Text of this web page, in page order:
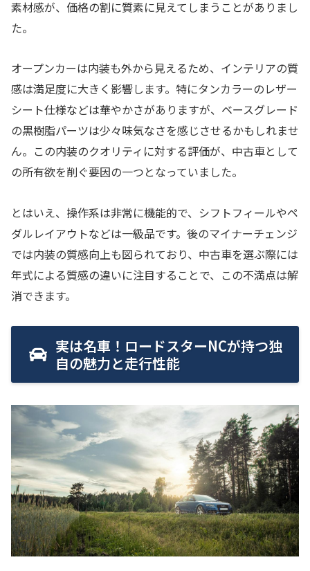
素材感が、価格の割に質素に見えてしまうことがありまし
た。
オープンカーは内装も外から見えるため、インテリアの質
感は満足度に大きく影響します。特にタンカラーのレザー
シート仕様などは華やかさがありますが、ベースグレード
の黒樹脂パーツは少々味気なさを感じさせるかもしれませ
ん。この内装のクオリティに対する評価が、中古車として
の所有欲を削ぐ要因の一つとなっていました。
とはいえ、操作系は非常に機能的で、シフトフィールやペ
ダルレイアウトなどは一級品です。後のマイナーチェンジ
では内装の質感向上も図られており、中古車を選ぶ際には
年式による質感の違いに注目することで、この不満点は解
消できます。
実は名車！ロードスターNCが持つ独
自の魅力と走行性能